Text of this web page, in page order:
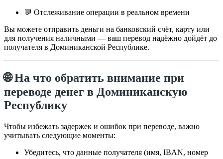
💬 Отслеживание операции в реальном времени
Вы можете отправить деньги на банковский счёт, карту или
для получения наличными — ваш перевод надёжно дойдёт до
получателя в Доминиканской Республике.
🌐 На что обратить внимание при
переводе денег в Доминиканскую
Республику
Чтобы избежать задержек и ошибок при переводе, важно
учитывать следующие моменты:
Убедитесь, что данные получателя (имя, IBAN, номер